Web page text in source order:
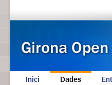
Inici Dades